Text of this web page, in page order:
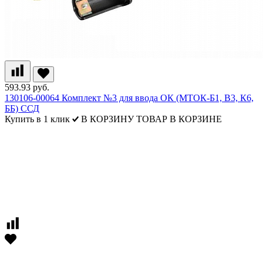
593.93 руб.
130106-00064 Комплект №3 для ввода ОК (МТОК-Б1, В3, К6,
ББ) ССД
Купить в 1 клик
В КОРЗИНУ ТОВАР В КОРЗИНЕ